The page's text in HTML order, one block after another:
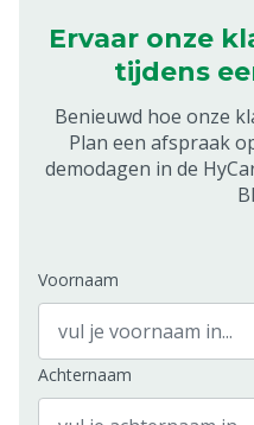
Ervaar onze
tijdens
Benieuwd hoe onze
Plan een afspraak
demodagen in de
Voornaam
Achternaam